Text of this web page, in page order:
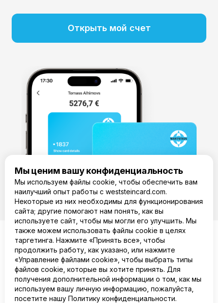
Открыть мой счет
RU
Продукт
Компания
Правовая информация
Мы ценим вашу конфиденциальность
Мы используем файлы cookie, чтобы обеспечить вам
наилучший опыт работы с weststeincard.com.
Некоторые из них необходимы для функционирования
сайта; другие помогают нам понять, как вы
используете сайт, чтобы мы могли его улучшить. Мы
также можем использовать файлы cookie в целях
таргетинга. Нажмите «Принять все», чтобы
продолжить работу, как указано, или нажмите
«Управление файлами cookie», чтобы выбрать типы
файлов cookie, которые вы хотите принять. Для
получения дополнительной информации о том, как мы
используем вашу личную информацию, пожалуйста,
посетите нашу Политику конфиденциальности.